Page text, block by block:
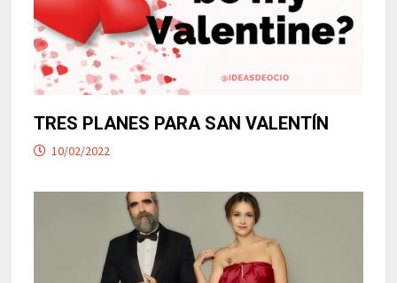
TRES PLANES PARA SAN VALENTÍN
10/02/2022